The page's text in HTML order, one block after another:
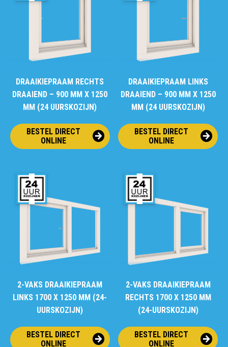
DRAAIKIEPRAAM RECHTS
DRAAIEND – 900 MM X 1250
MM (24 UURSKOZIJN)
BESTEL DIRECT
ONLINE
DRAAIKIEPRAAM LINKS
DRAAIEND – 900 MM X 1250
MM (24 UURSKOZIJN)
BESTEL DIRECT
ONLINE
2-VAKS DRAAIKIEPRAAM
LINKS 1700 X 1250 MM (24-
UURSKOZIJN)
BESTEL DIRECT
ONLINE
2-VAKS DRAAIKIEPRAAM
RECHTS 1700 X 1250 MM
(24-UURSKOZIJN)
BESTEL DIRECT
ONLINE